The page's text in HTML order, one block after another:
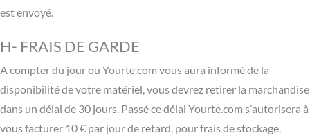
est envoyé.
H- FRAIS DE GARDE
A compter du jour ou Yourte.com vous aura informé de la
disponibilité de votre matériel, vous devrez retirer la marchandise
dans un délai de 30 jours. Passé ce délai Yourte.com s’autorisera à
vous facturer 10 € par jour de retard, pour frais de stockage.